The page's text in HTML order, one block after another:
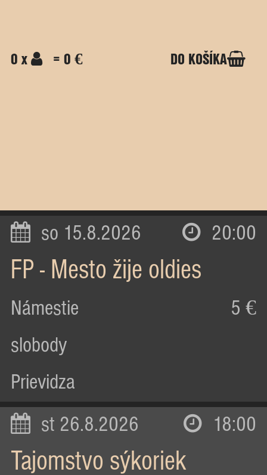
0 x = 0 € DO KOŠÍKA
so 15.8.2026 20:00
FP - Mesto žije oldies
Námestie
slobody
Prievidza
5 €
st 26.8.2026 18:00
Tajomstvo sýkoriek